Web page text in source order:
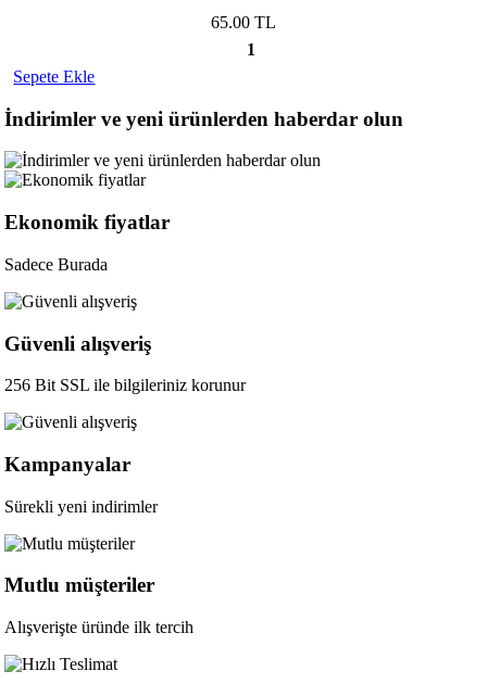
65.00 TL
1
Sepete Ekle
İndirimler ve yeni ürünlerden haberdar olun
Ekonomik fiyatlar
Sadece Burada
Güvenli alışveriş
256 Bit SSL ile bilgileriniz korunur
Kampanyalar
Sürekli yeni indirimler
Mutlu müşteriler
Alışverişte üründe ilk tercih